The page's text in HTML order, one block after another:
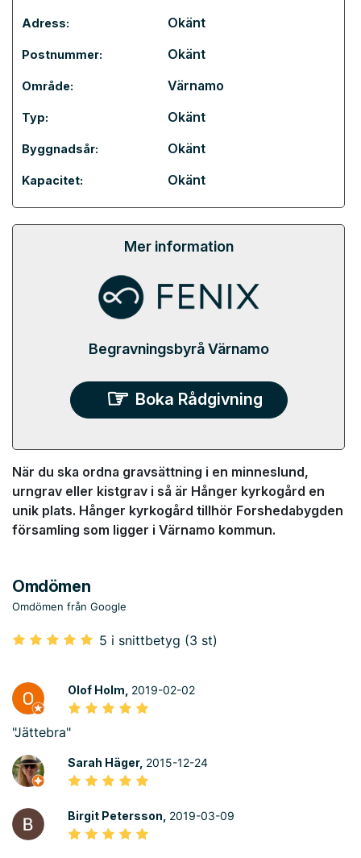
Adress: Okänt
Postnummer: Okänt
Område: Värnamo
Typ: Okänt
Byggnadsår: Okänt
Kapacitet: Okänt
Mer information
Begravningsbyrå Värnamo
Boka Rådgivning
När du ska ordna gravsättning i en minneslund,
urngrav eller kistgrav i så är Hånger kyrkogård en
unik plats. Hånger kyrkogård tillhör Forshedabygden
församling som ligger i Värnamo kommun.
Omdömen
Omdömen från Google
5 i snittbetyg (3 st)
Olof Holm, 2019-02-02
"Jättebra"
Sarah Häger, 2015-12-24
Birgit Petersson, 2019-03-09